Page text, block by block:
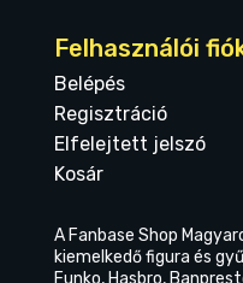
Felhasználói
Belépés
Regisztráció
Elfelejtett jelszó
Kosár
A Fanbase Shop
kiemelkedő figura és
Funko, Hasbro,